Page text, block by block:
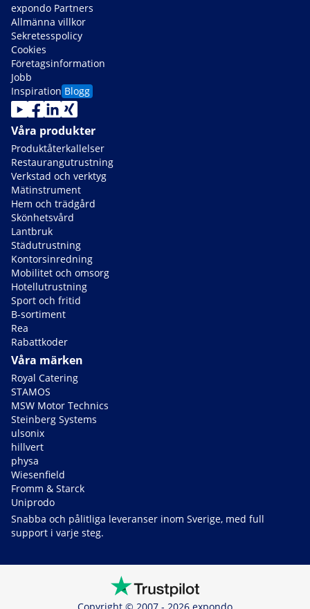
expondo Partners
Allmänna villkor
Sekretesspolicy
Cookies
Företagsinformation
Jobb
Inspiration Blogg
Våra produkter
Produktåterkallelser
Restaurangutrustning
Verkstad och verktyg
Mätinstrument
Hem och trädgård
Skönhetsvård
Lantbruk
Städutrustning
Kontorsinredning
Mobilitet och omsorg
Hotellutrustning
Sport och fritid
B-sortiment
Rea
Rabattkoder
Våra märken
Royal Catering
STAMOS
MSW Motor Technics
Steinberg Systems
ulsonix
hillvert
physa
Wiesenfield
Fromm & Starck
Uniprodo
Snabba och pålitliga leveranser inom Sverige, med full
support i varje steg.